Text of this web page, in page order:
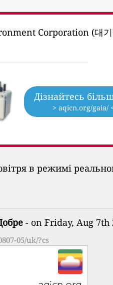
Corporation (대기
Дізнайтесь
> aqicn.org/gaia/
в режимі
- on Friday, Aug 7th
05/uk/?cs